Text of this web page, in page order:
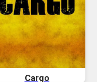
Cargo